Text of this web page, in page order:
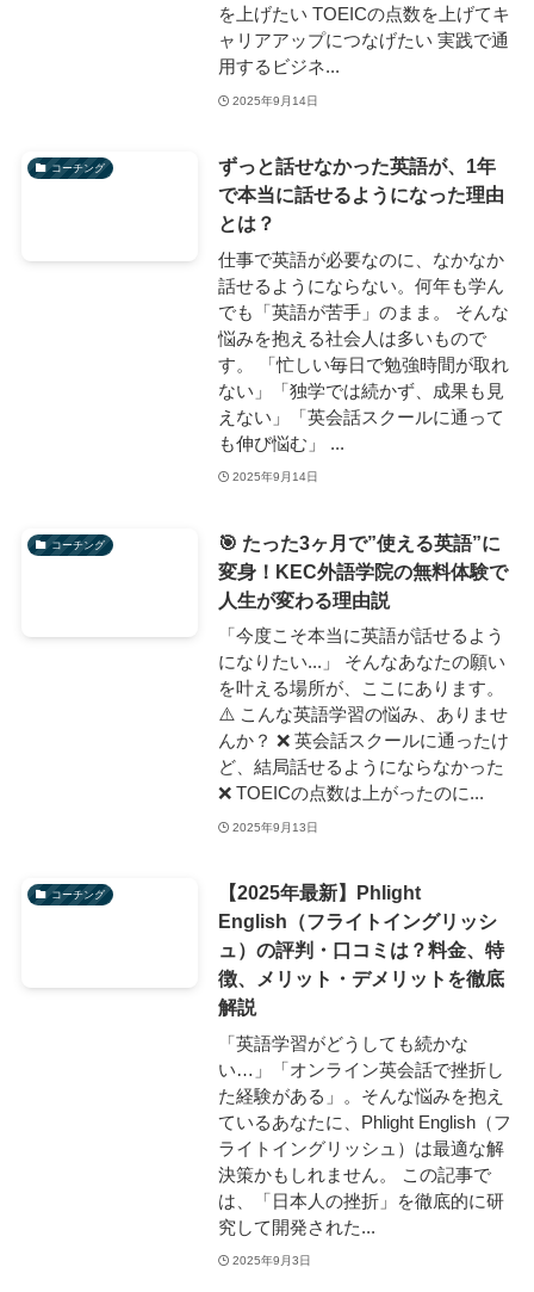
を上げたい TOEICの点数を上げてキ
ャリアアップにつなげたい 実践で通
用するビジネ...
2025年9月14日
コーチング
ずっと話せなかった英語が、1年
で本当に話せるようになった理由
とは？
仕事で英語が必要なのに、なかなか
話せるようにならない。何年も学ん
でも「英語が苦手」のまま。 そんな
悩みを抱える社会人は多いもので
す。 「忙しい毎日で勉強時間が取れ
ない」「独学では続かず、成果も見
えない」「英会話スクールに通って
も伸び悩む」 ...
2025年9月14日
コーチング
🎯 たった3ヶ月で”使える英語”に
変身！KEC外語学院の無料体験で
人生が変わる理由説
「今度こそ本当に英語が話せるよう
になりたい...」 そんなあなたの願い
を叶える場所が、ここにあります。
⚠️ こんな英語学習の悩み、ありませ
んか？ ❌ 英会話スクールに通ったけ
ど、結局話せるようにならなかった
❌ TOEICの点数は上がったのに...
2025年9月13日
コーチング
【2025年最新】Phlight
English（フライトイングリッシ
ュ）の評判・口コミは？料金、特
徴、メリット・デメリットを徹底
解説
「英語学習がどうしても続かな
い…」「オンライン英会話で挫折し
た経験がある」。そんな悩みを抱え
ているあなたに、Phlight English（フ
ライトイングリッシュ）は最適な解
決策かもしれません。 この記事で
は、「日本人の挫折」を徹底的に研
究して開発された...
2025年9月3日